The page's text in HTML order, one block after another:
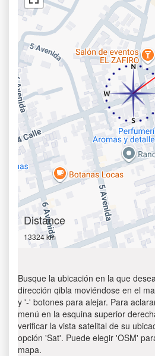
Distance
13324 km
Busque la ubicación en la que
dirección qibla moviéndose en el
y '-' botones para alejar. Para
menú en la esquina superior
verificar la vista satelital de su
opción 'Sat'. Puede elegir 'OSM'
mapa.